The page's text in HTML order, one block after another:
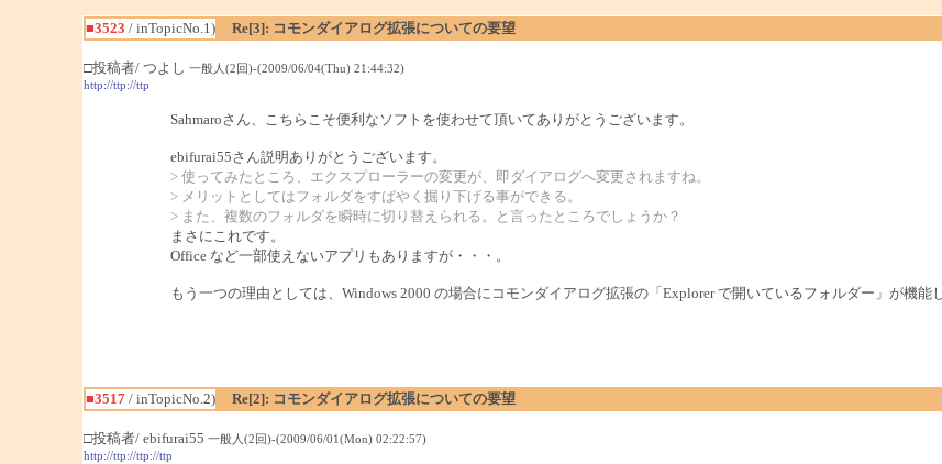
■3523 / inTopicNo.1)
Re[3]: コモンダイアログ拡張についての要望
□投稿者/ つよし 一般人(2回)-(2009/06/04(Thu) 21:44:32)
http://ttp://ttp
Sahmaroさん、こちらこそ便利なソフトを使わせて頂いてありがとうございます。
ebifurai55さん説明ありがとうございます。
> 使ってみたところ、エクスプローラーの変更が、即ダイアログへ変更されますね。
> メリットとしてはフォルダをすばやく掘り下げる事ができる。
> また、複数のフォルダを瞬時に切り替えられる。と言ったところでしょうか？
まさにこれです。
Office など一部使えないアプリもありますが・・・。
もう一つの理由としては、Windows 2000 の場合にコモンダイアログ拡張の「Explorer で開いているフォルダー」が機能
■3517/ inTopicNo.2)
Re[2]: コモンダイアログ拡張についての要望
□投稿者/ ebifurai55 一般人(2回)-(2009/06/01(Mon) 02:22:57)
http://ttp://ttp://ttp